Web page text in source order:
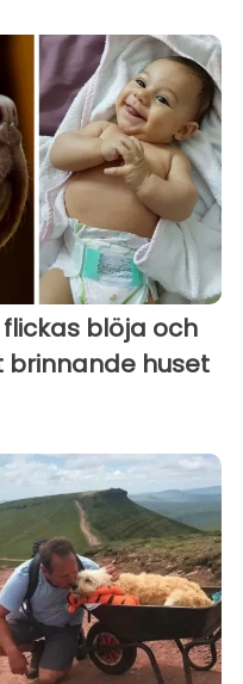
blöja och
huset